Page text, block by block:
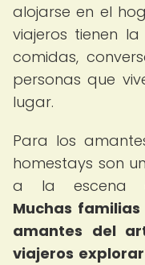
alojarse en el
viajeros tienen
comidas,
personas que
lugar.
Para los
homestays son
a la escena
Muchas
amantes del
viajeros